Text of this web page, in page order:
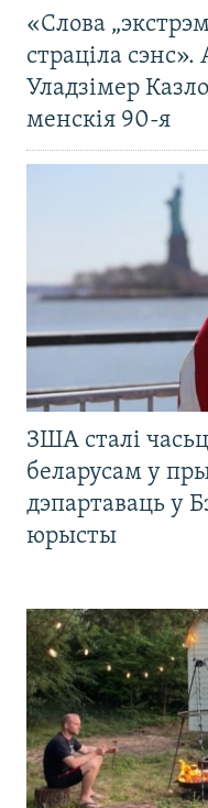
«Слова
страціла
Уладзімер
менскія 90-я
ЗША сталі
беларусам у
дэпартаваць у
юрысты